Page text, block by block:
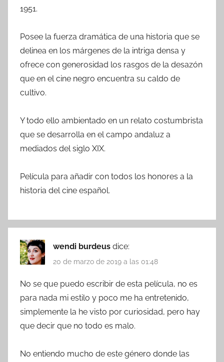
1951.
Posee la fuerza dramática de una historia que se
delinea en los márgenes de la intriga densa y
ofrece con generosidad los rasgos de la desazón
que en el cine negro encuentra su caldo de
cultivo.
Y todo ello ambientado en un relato costumbrista
que se desarrolla en el campo andaluz a
mediados del siglo XIX.
Película para añadir con todos los honores a la
historia del cine español.
wendi burdeus dice:
20 de marzo de 2019 a las 01:48
No se que puedo escribir de esta película, no es
para nada mi estilo y poco me ha entretenido,
simplemente la he visto por curiosidad, pero hay
que decir que no todo es malo.
No entiendo mucho de este género donde las